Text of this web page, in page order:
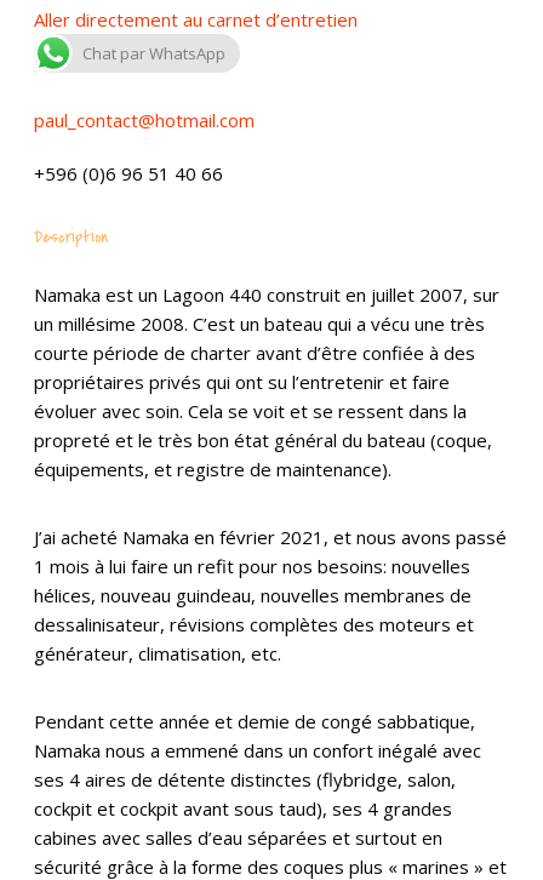
Aller directement au carnet d’entretien
Chat par WhatsApp
paul_contact@hotmail.com
+596 (0)6 96 51 40 66
Description
Namaka est un Lagoon 440 construit en juillet 2007, sur
un millésime 2008. C’est un bateau qui a vécu une très
courte période de charter avant d’être confiée à des
propriétaires privés qui ont su l’entretenir et faire
évoluer avec soin. Cela se voit et se ressent dans la
propreté et le très bon état général du bateau (coque,
équipements, et registre de maintenance).
J’ai acheté Namaka en février 2021, et nous avons passé
1 mois à lui faire un refit pour nos besoins: nouvelles
hélices, nouveau guindeau, nouvelles membranes de
dessalinisateur, révisions complètes des moteurs et
générateur, climatisation, etc.
Pendant cette année et demie de congé sabbatique,
Namaka nous a emmené dans un confort inégalé avec
ses 4 aires de détente distinctes (flybridge, salon,
cockpit et cockpit avant sous taud), ses 4 grandes
cabines avec salles d’eau séparées et surtout en
sécurité grâce à la forme des coques plus « marines » et